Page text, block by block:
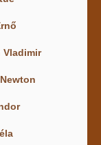
Vladimir